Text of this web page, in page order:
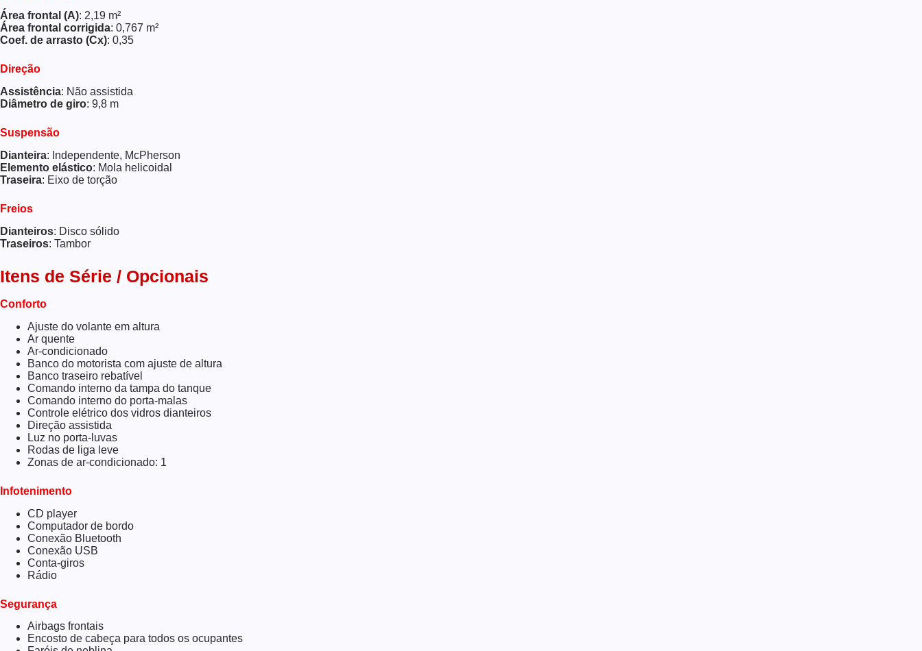
Área frontal (A): 2,19 m²
Área frontal corrigida: 0,767 m²
Coef. de arrasto (Cx): 0,35
Direção
Assistência: Não assistida
Diâmetro de giro: 9,8 m
Suspensão
Dianteira: Independente, McPherson
Elemento elástico: Mola helicoidal
Traseira: Eixo de torção
Freios
Dianteiros: Disco sólido
Traseiros: Tambor
Itens de Série / Opcionais
Conforto
Ajuste do volante em altura
Ar quente
Ar-condicionado
Banco do motorista com ajuste de altura
Banco traseiro rebatível
Comando interno da tampa do tanque
Comando interno do porta-malas
Controle elétrico dos vidros dianteiros
Direção assistida
Luz no porta-luvas
Rodas de liga leve
Zonas de ar-condicionado: 1
Infotenimento
CD player
Computador de bordo
Conexão Bluetooth
Conexão USB
Conta-giros
Rádio
Segurança
Airbags frontais
Encosto de cabeça para todos os ocupantes